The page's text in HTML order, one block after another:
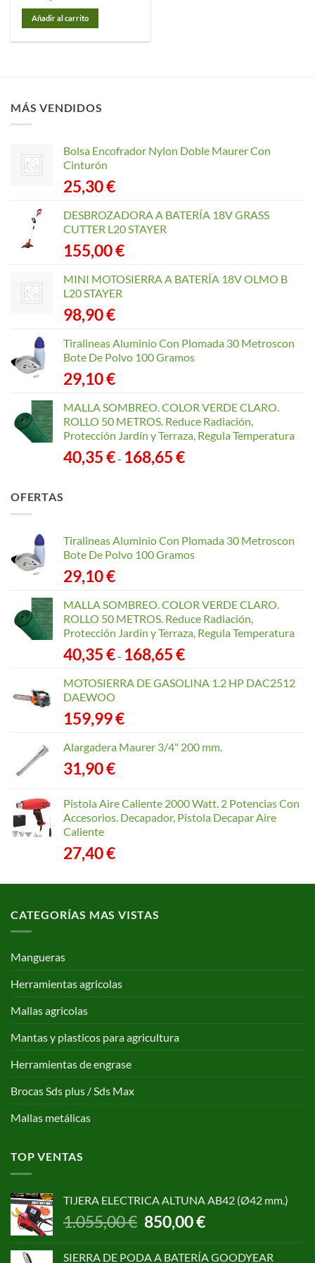
Añadir al carrito
MÁS VENDIDOS
Bolsa Encofrador Nylon Doble Maurer Con
Cinturón
25,30€
DESBROZADORA A BATERÍA 18V GRASS
CUTTER L20 STAYER
155,00€
MINI MOTOSIERRA A BATERÍA 18V OLMO B
L20 STAYER
98,90€
Tiralineas Aluminio Con Plomada 30 Metroscon
Bote De Polvo 100 Gramos
29,10€
MALLA SOMBREO. COLOR VERDE CLARO.
ROLLO 50 METROS. Reduce Radiación,
Protección Jardín y Terraza, Regula Temperatura
40,35€- 168,65€Rango
168,65 €
OFERTAS
Tiralineas Aluminio Con Plomada 30 Metroscon
Bote De Polvo 100 Gramos
29,10€
MALLA SOMBREO. COLOR VERDE CLARO.
ROLLO 50 METROS. Reduce Radiación,
Protección Jardín y Terraza, Regula Temperatura
40,35€- 168,65€Rango
precios:
MOTOSIERRA DE GASOLINA 1.2 HP DAC2512
DAEWOO
159,99€
Alargadera Maurer 3/4" 200 mm.
31,90€
Pistola Aire Caliente 2000 Watt. 2 Potencias Con
Accesorios. Decapador, Pistola Decapar Aire
Caliente
27,40€
CATEGORÍAS MAS VISTAS
Mangueras
Herramientas agricolas
Mallas agricolas
Mantas y plasticos para agricultura
Herramientas de engrase
Brocas Sds plus / Sds Max
Mallas metálicas
TOP VENTAS
TIJERA ELECTRICA ALTUNA AB42 (Ø42 mm.)
1.055,00€ El
precio
850,00€El
precio
SIERRA DE PODA A BATERÍA GOODYEAR